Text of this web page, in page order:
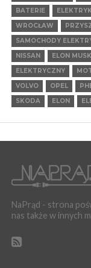
BATERIE
WROCŁAW
SAMOCHODY
NISSAN
ELON MUSK
ELEKTRYCZNY
VOLVO
OPEL
SKODA
ELON
NaPrąd - strona
nas także w innych